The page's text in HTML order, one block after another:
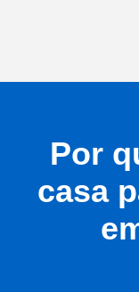
Por
casa